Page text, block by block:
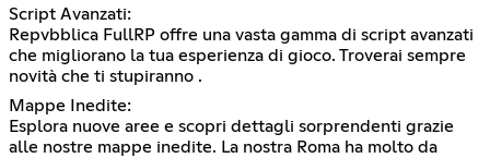
Script Avanzati:
Repvbblica FullRP offre una vasta gamma di script avanzati
che migliorano la tua esperienza di gioco. Troverai sempre
novità che ti stupiranno .
Mappe Inedite:
Esplora nuove aree e scopri dettagli sorprendenti grazie
alle nostre mappe inedite. La nostra Roma ha molto da